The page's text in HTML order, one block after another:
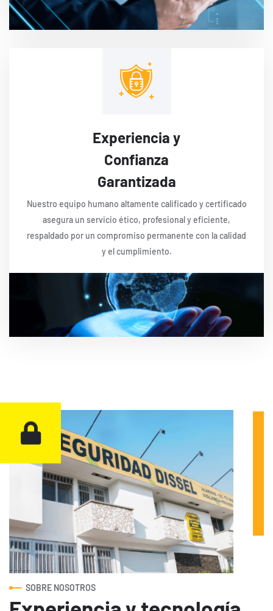
Experiencia y
Confianza
Garantizada
Nuestro equipo humano altamente calificado y certificado
asegura un servicio ético, profesional y eficiente,
respaldado por un compromiso permanente con la calidad
y el cumplimiento.
SOBRE NOSOTROS